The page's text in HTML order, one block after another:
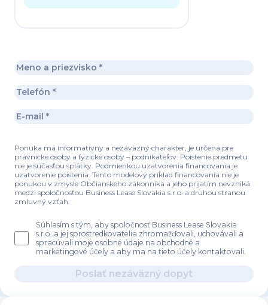
Ponuka má informatívny a nezáväzný charakter, je určená pre
právnické osoby a fyzické osoby – podnikateľov. Poistenie predmetu
nie je súčasťou splátky. Podmienkou uzatvorenia financovania je
uzatvorenie poistenia. Tento modelový príklad financovania nie je
ponukou v zmysle Občianskeho zákonníka a jeho prijatím nevzniká
medzi spoločnosťou Business Lease Slovakia s.r.o. a druhou stranou
zmluvný vzťah.
Súhlasím s tým, aby spoločnosť Business Lease Slovakia
s.r.o. a jej sprostredkovatelia zhromažďovali, uchovávali a
spracúvali moje osobné údaje na obchodné a
marketingové účely a aby ma na tieto účely kontaktovali.
Poslať nezáväzný dopyt